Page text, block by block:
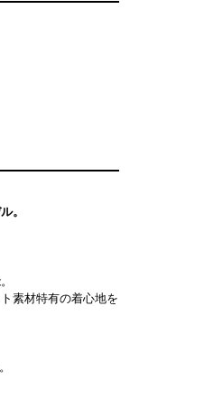
。
素材特有の着心地を